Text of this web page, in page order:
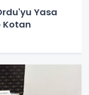
Yasa
Kotan